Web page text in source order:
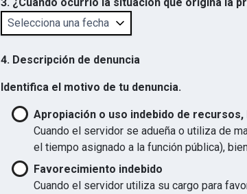
4. Descripción de denuncia
Identifica el motivo de tu denuncia.
Apropiación o uso indebido de
Cuando el servidor se adueña o utiliza de
el tiempo asignado a la función pública),
Favorecimiento indebido
Cuando el servidor utiliza su cargo para